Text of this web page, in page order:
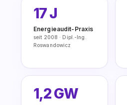
17 J
Energieaudit-Praxis
seit 2008 · Dipl.-Ing.
Roswandowicz
1,2 GW